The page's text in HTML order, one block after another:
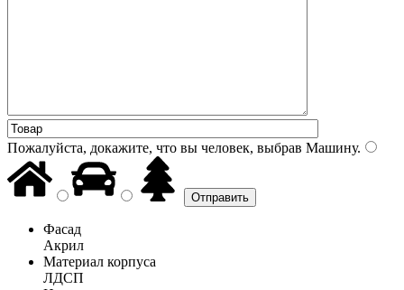
Пожалуйста, докажите, что вы человек, выбрав Машину.
Фасад
Акрил
Материал корпуса
ЛДСП